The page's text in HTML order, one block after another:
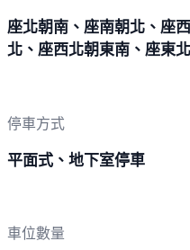
座北朝南、座南朝北、座
北、座西北朝東南、座東
停車方式
平面式、地下室停車
車位數量